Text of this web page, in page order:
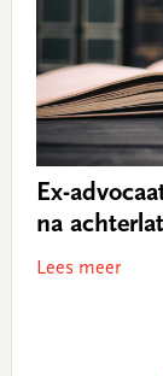
Ex-
na
Lees meer